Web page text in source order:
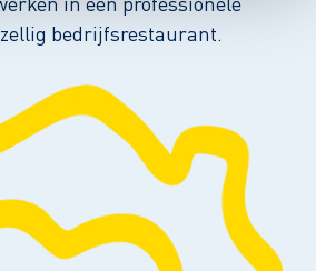
in een professionele
bedrijfsrestaurant.